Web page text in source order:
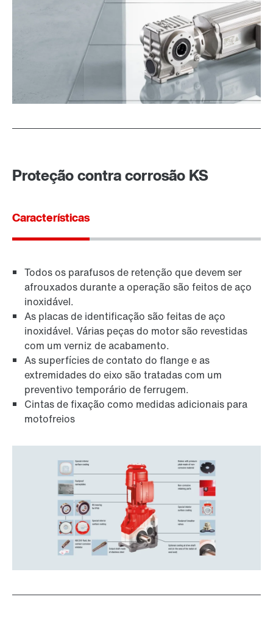
Proteção contra corrosão KS
Características
Todos os parafusos de retenção que devem ser
afrouxados durante a operação são feitos de aço
inoxidável.
As placas de identificação são feitas de aço
inoxidável. Várias peças do motor são revestidas
com um verniz de acabamento.
As superfícies de contato do flange e as
extremidades do eixo são tratadas com um
preventivo temporário de ferrugem.
Cintas de fixação como medidas adicionais para
motofreios